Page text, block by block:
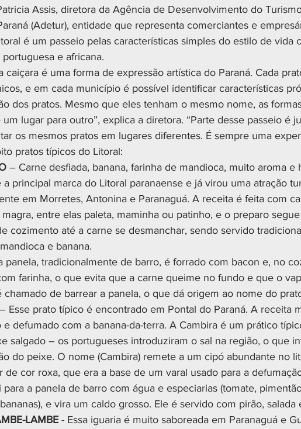
Assis, diretora da Agência de Desenvolvimento do
(Adetur), entidade que representa comerciantes e
é um passeio pelas características simples do estilo de vida
e africana.
caiçara é uma forma de expressão artística do Paraná. Cada
e em cada município é possível identificar características
dos pratos. Mesmo que eles tenham o mesmo nome, as
lugar para outro”, explica a diretora. “Parte desse passeio é
os mesmos pratos em lugares diferentes. É sempre uma
pratos típicos do Litoral:
– Carne desfiada, banana, farinha de mandioca, muito aroma e
a principal marca do Litoral paranaense e já virou uma atração
em Morretes, Antonina e Paranaguá. A receita é feita com
entre elas paleta, maminha ou patinho, e o preparo
cozimento até a carne se desmanchar, sendo servido
e banana.
panela, tradicionalmente de barro, é forrado com bacon e, no
farinha, o que evita que a carne queime no fundo e que o
chamado de barrear a panela, o que dá origem ao nome do
Esse prato típico é encontrado em Pontal do Paraná. A receita
e defumado com a banana-da-terra. A Cambira é um prático
salgado – os portugueses introduziram o sal na região, o que
do peixe. O nome (Cambira) remete a um cipó abundante no
de cor roxa, que era a base de um varal usado para a
para a panela de barro com água e especiarias (tomate,
e vira um caldo grosso. Ele é servido com pirão, salada
LAMBE - Essa iguaria é muito saboreada em Paranaguá e